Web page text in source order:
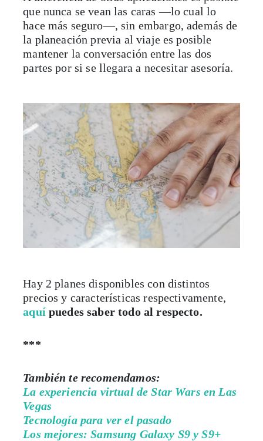
que nunca se vean las caras —lo cual lo
hace más seguro—, sin embargo, además de
la planeación previa al viaje es posible
mantener la conversación entre las dos
partes por si se llegara a necesitar asesoría.
Hay 2 planes disponibles con distintos
precios y características respectivamente,
aquípuedes saber todo al respecto.
***
También te recomendamos:
La experiencia virtual de Star Wars en Las
Vegas
Tecnología para ver el pasado
Los mejores: Samsung Galaxy S9 y S9+